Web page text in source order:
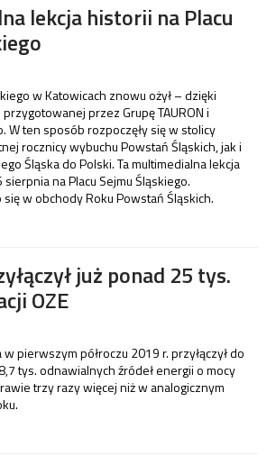
lekcja historii na Placu
w Katowicach znowu ożył – dzięki
przez Grupę TAURON i
W ten sposób rozpoczęły się w stolicy
rocznicy wybuchu Powstań Śląskich, jak i
Śląska do Polski. Ta multimedialna lekcja
na Placu Sejmu Śląskiego.
w obchody Roku Powstań Śląskich.
już ponad 25 tys.
OZE
w pierwszym półroczu 2019 r. przyłączył do
tys. odnawialnych źródeł energii o mocy
trzy razy więcej niż w analogicznym